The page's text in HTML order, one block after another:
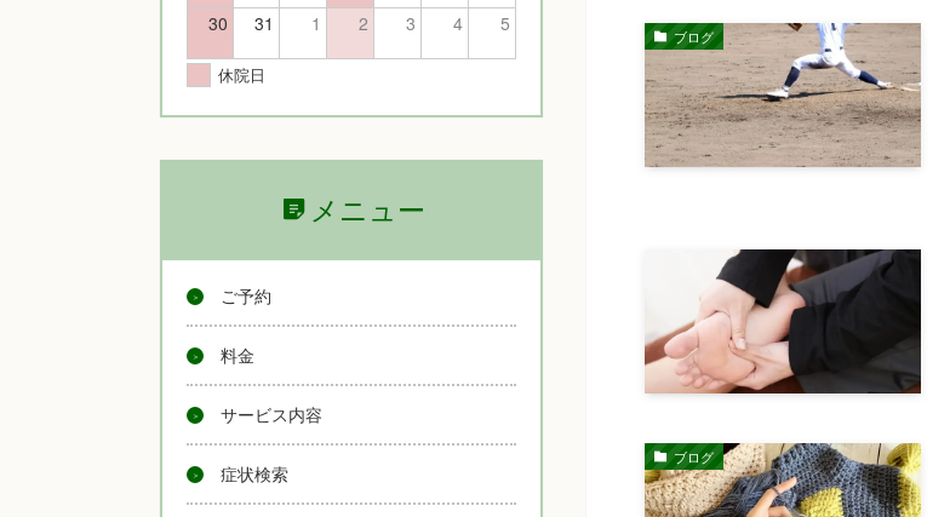
ブログ
ブログ
30 31 1 2 3 4 5
休院日
メニュー
ご予約
料金
サービス内容
症状検索